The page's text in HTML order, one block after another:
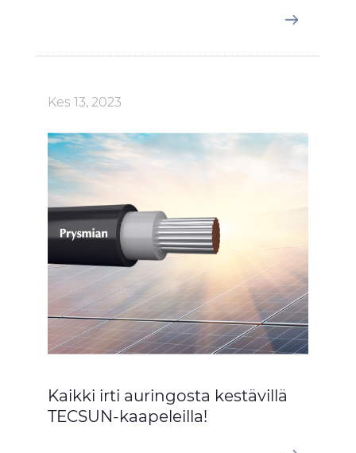
Kes 13, 2023
Kaikki irti auringosta kestävillä
TECSUN-kaapeleilla!